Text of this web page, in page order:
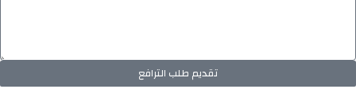
تقديم طلب الترافع